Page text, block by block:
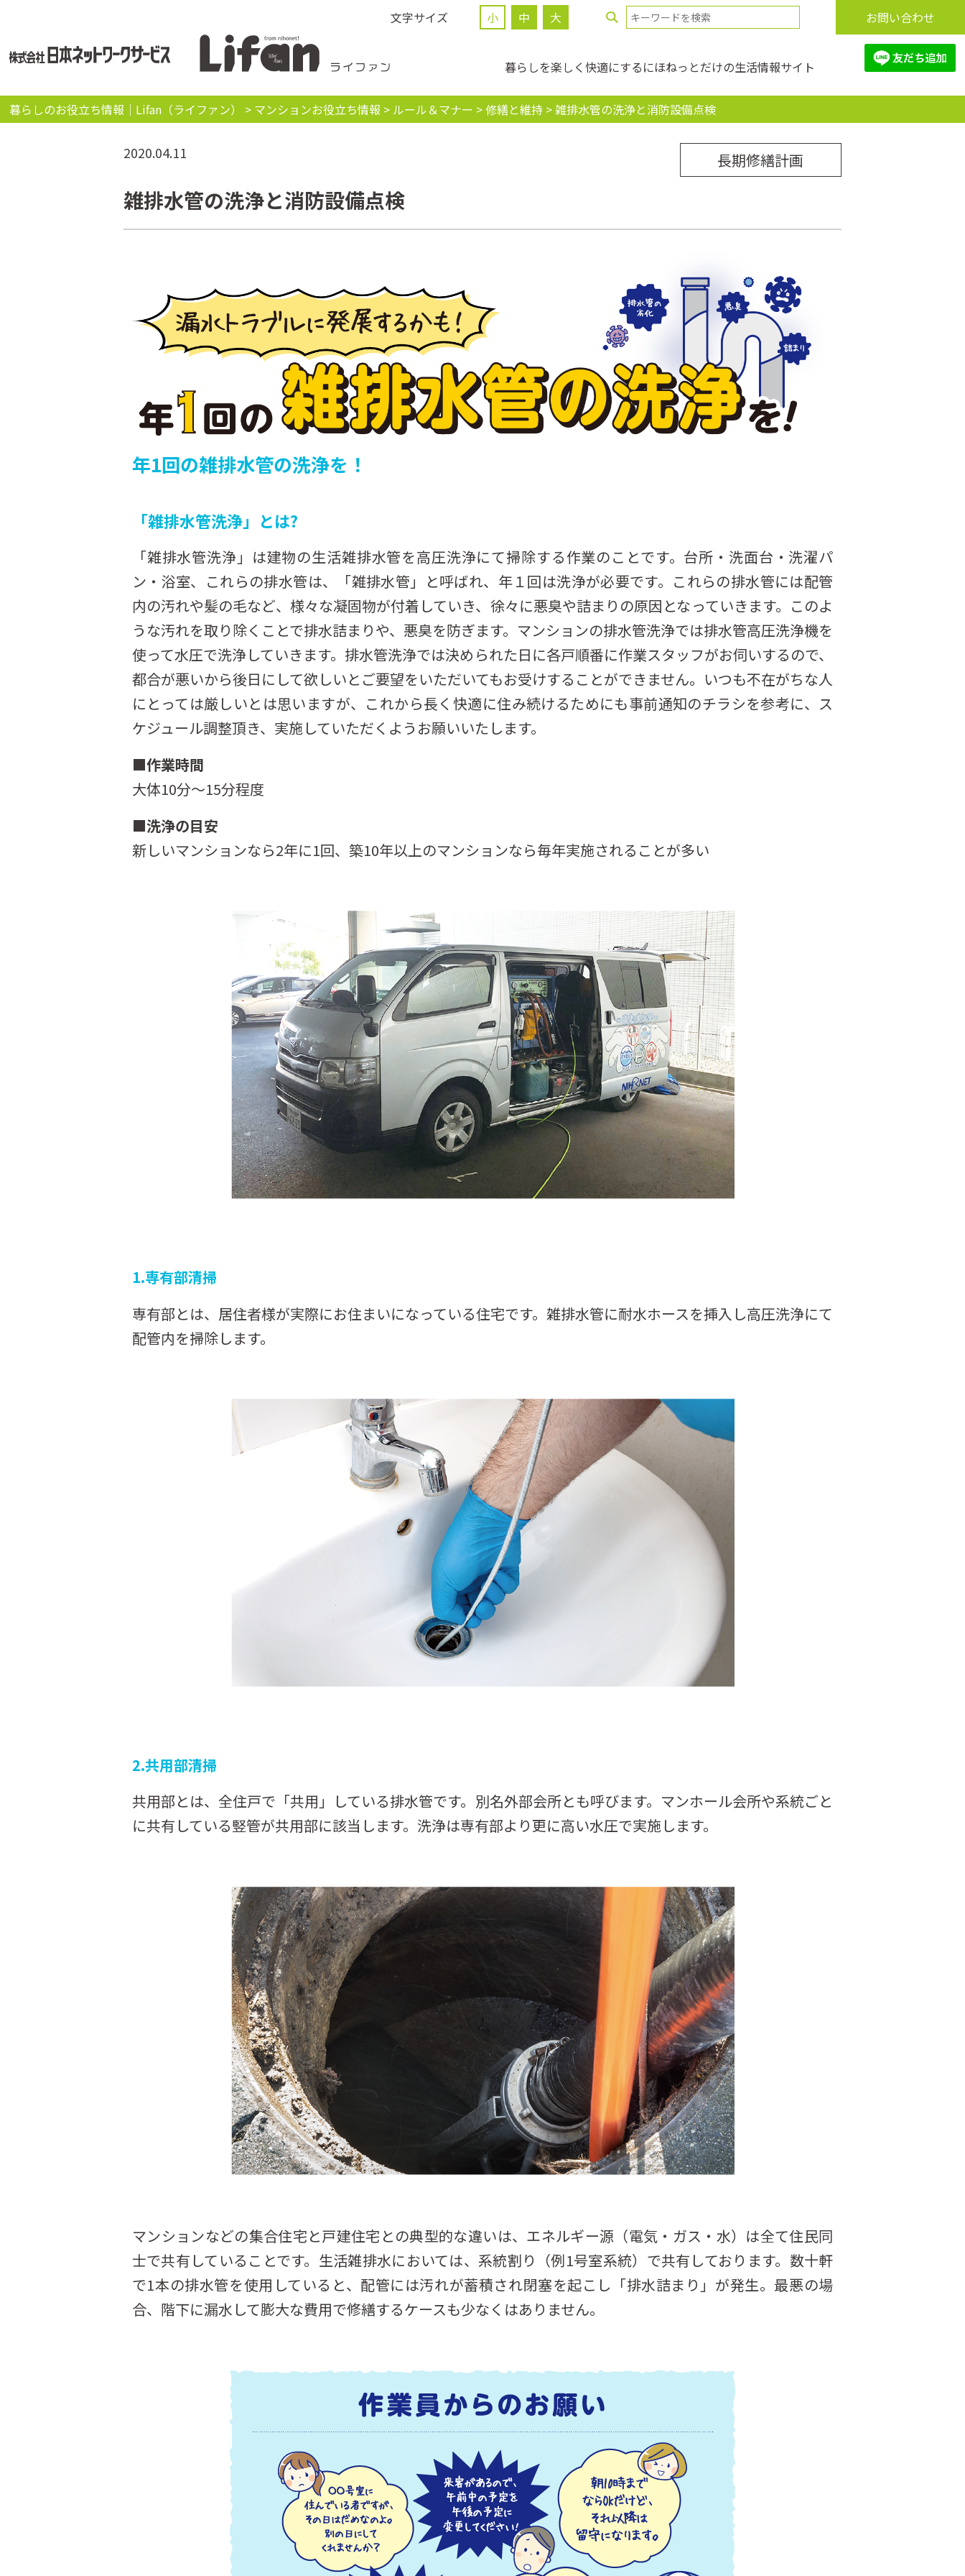
文字サイズ 小 中 大 お問い合わせ
暮らしを楽しく快適にするにほねっとだけの生活情報サイト
暮らしのお役立ち情報｜Lifan（ライファン） > マンションお役立ち情報 > ルール＆マナー >修繕と維持 >雑排⽔管の洗浄と消防設備点検
2020.04.11 長期修繕計画
雑排⽔管の洗浄と消防設備点検
年1回の雑排水管の洗浄を！
「雑排水管洗浄」とは?
「雑排水管洗浄」は建物の生活雑排水管を高圧洗浄にて掃除する作業のことです。台所・洗面台・洗濯パ
ン・浴室、これらの排水管は、「雑排水管」と呼ばれ、年１回は洗浄が必要です。これらの排水管には配管
内の汚れや髪の毛など、様々な凝固物が付着していき、徐々に悪臭や詰まりの原因となっていきます。このよ
うな汚れを取り除くことで排水詰まりや、悪臭を防ぎます。マンションの排水管洗浄では排水管高圧洗浄機を
使って水圧で洗浄していきます。排水管洗浄では決められた日に各戸順番に作業スタッフがお伺いするので、
都合が悪いから後日にして欲しいとご要望をいただいてもお受けすることができません。いつも不在がちな人
にとっては厳しいとは思いますが、これから長く快適に住み続けるためにも事前通知のチラシを参考に、ス
ケジュール調整頂き、実施していただくようお願いいたします。
■作業時間
大体10分～15分程度
■洗浄の目安
新しいマンションなら2年に1回、築10年以上のマンションなら毎年実施されることが多い
1.専有部清掃
専有部とは、居住者様が実際にお住まいになっている住宅です。雑排水管に耐水ホースを挿入し高圧洗浄にて
配管内を掃除します。
2.共用部清掃
共用部とは、全住戸で「共用」している排水管です。別名外部会所とも呼びます。マンホール会所や系統ごと
に共有している竪管が共用部に該当します。洗浄は専有部より更に高い水圧で実施します。
マンションなどの集合住宅と戸建住宅との典型的な違いは、エネルギー源（電気・ガス・水）は全て住民同
士で共有していることです。生活雑排水においては、系統割り（例1号室系統）で共有しております。数十軒
で1本の排水管を使用していると、配管には汚れが蓄積され閉塞を起こし「排水詰まり」が発生。最悪の場
合、階下に漏水して膨大な費用で修繕するケースも少なくはありません。